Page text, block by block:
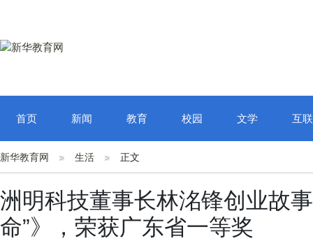
首页 新闻 教育 校园 文学 互
新华教育网 生活 正文
洲明科技董事长林洺锋创业故
命”》，荣获广东省一等奖